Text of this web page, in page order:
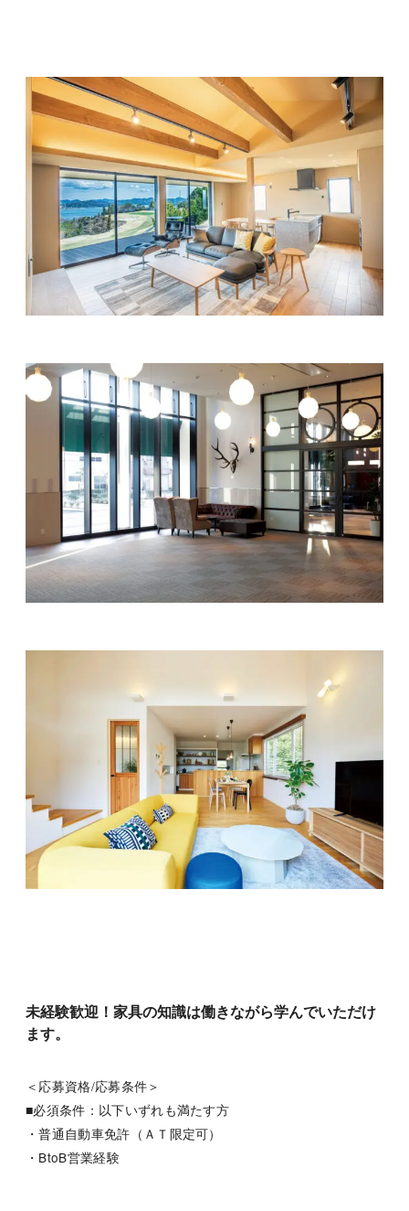
未経験歓迎！家具の知識は働きながら学んでいただけ
ます。
＜応募資格/応募条件＞
■必須条件：以下いずれも満たす方
・普通自動車免許（ＡＴ限定可）
・BtoB営業経験